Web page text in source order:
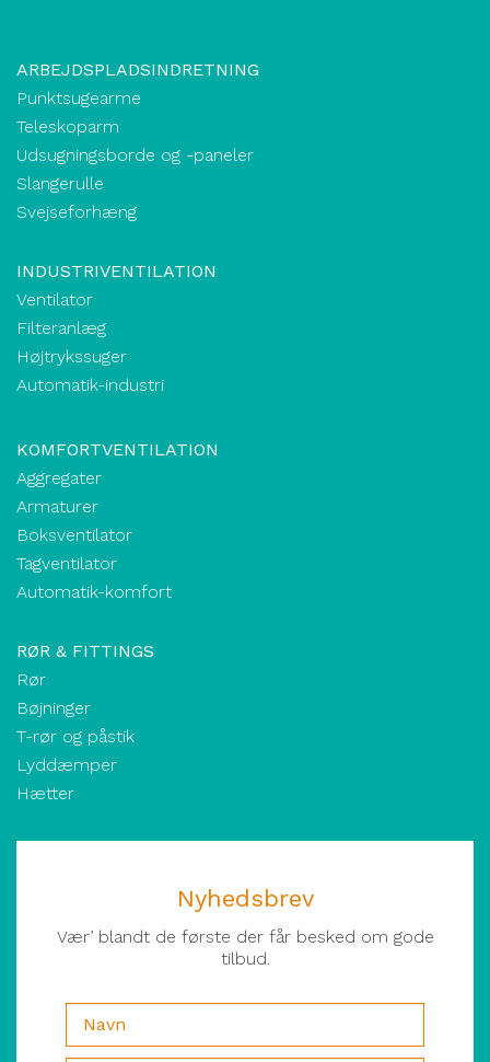
ARBEJDSPLADSINDRETNING
Punktsugearme
Teleskoparm
Udsugningsborde og -paneler
Slangerulle
Svejseforhæng
INDUSTRIVENTILATION
Ventilator
Filteranlæg
Højtrykssuger
Automatik-industri
KOMFORTVENTILATION
Aggregater
Armaturer
Boksventilator
Tagventilator
Automatik-komfort
RØR & FITTINGS
Rør
Bøjninger
T-rør og påstik
Lyddæmper
Hætter
Nyhedsbrev
Vær’ blandt de første der får besked om gode
tilbud.